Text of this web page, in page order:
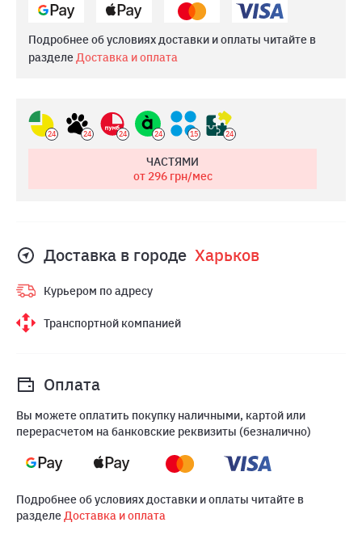
Подробнее об условиях доставки и оплаты читайте в
разделеДоставка и оплата
24 24 24 24 15 24
ЧАСТЯМИ
от 296грн/мес
Доставка в городе Харьков
Курьером по адресу
Транспортной компанией
Оплата
Вы можете оплатить покупку наличными, картой или
перерасчетом на банковские реквизиты (безналично)
Подробнее об условиях доставки и оплаты читайте в
разделеДоставка и оплата